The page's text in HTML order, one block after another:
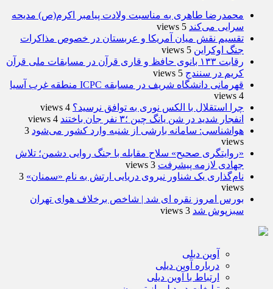
محمدرضا طاهری به مناسبت ولادت پیامبر اکرم(ص) مدیحه
سرایی می‌کند 5 views
تقسیم نقش میان آمریکا و عربستان در خصوص مذاکرات
جنگ اوکراین 5 views
رقابت ۱۳۳ بانوی حافظ و قاری قرآن در مسابقات ملی قرآن
کریم در سنندج 5 views
قهرمانی دانشگاه شریف در مسابقه ICPC منطقه غرب آسیا
4 views
چرا استقلال با الکس نوری به توافق نرسید؟ 4 views
انفجار شدید در شن یانگ چین ؛۳ نفر جان باختند
4 views
هواشناسی: سامانه بارشی از شنبه وارد کشور می‌شود 3
views
«روایتگری صحیح» سلاح مقابله با جنگ روایی دشمن؛ تلاش
جهادی لازمه پیشرفت 3 views
نام‌گذاری یک شناور نیروی دریایی ارتش به نام «سمنان» 3
views
بورس امروز نقره ای شد | شاخص برخلاف هوای تهران
سبزپوش شد 3 views
آوین دیلی
درباره آوین دیلی
ارتباط با آوین دیلی